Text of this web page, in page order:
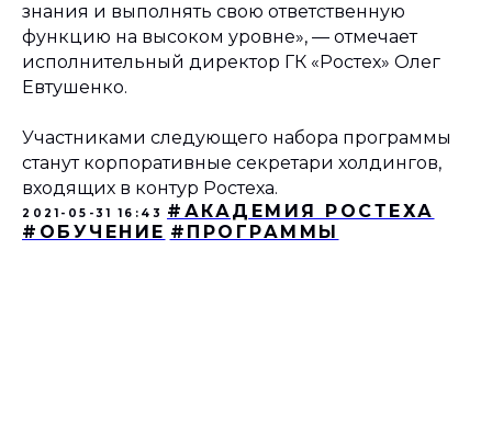
знания и выполнять свою ответственную
функцию на высоком уровне», — отмечает
исполнительный директор ГК «Ростех» Олег
Евтушенко.
Участниками следующего набора программы
станут корпоративные секретари холдингов,
входящих в контур Ростеха.
2021-05-31 16:43
#АКАДЕМИЯ РОСТЕХА
#ОБУЧЕНИЕ #ПРОГРАММЫ